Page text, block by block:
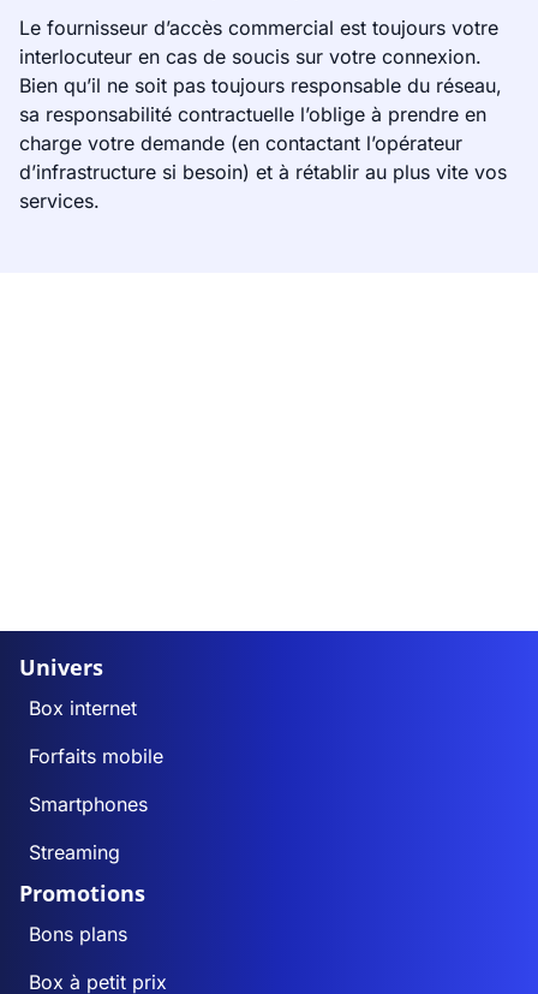
Le fournisseur d’accès commercial est toujours votre
interlocuteur en cas de soucis sur votre connexion.
Bien qu’il ne soit pas toujours responsable du réseau,
sa responsabilité contractuelle l’oblige à prendre en
charge votre demande (en contactant l’opérateur
d’infrastructure si besoin) et à rétablir au plus vite vos
services.
Univers
Box internet
Forfaits mobile
Smartphones
Streaming
Promotions
Bons plans
Box à petit prix